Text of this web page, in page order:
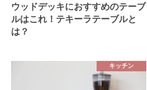
ウッドデッキにおすすめのテーブ
ルはこれ！テキーラテーブルと
は？
キッチン